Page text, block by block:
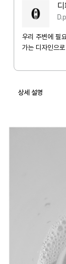
우리 주변에 필
가는 디자인으
상세 설명